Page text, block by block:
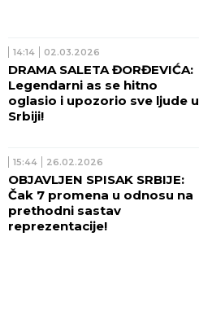
14:14 02.03.2026
DRAMA SALETA ĐORĐEVIĆA:
Legendarni as se hitno
oglasio i upozorio sve ljude u
Srbiji!
15:44 26.02.2026
OBJAVLJEN SPISAK SRBIJE:
Čak 7 promena u odnosu na
prethodni sastav
reprezentacije!